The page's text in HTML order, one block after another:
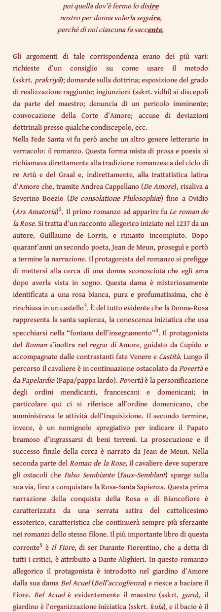
poi quella dov’è fermo lo disire
nostro per donna volerla seguire,
perché di noi ciascuna fa saccente,
Gli argomenti di tale corrispondenza erano dei più vari:
richieste d’un consiglio su come usare il metodo
(sskrt. prakriyā); domande sulla dottrina; esposizione del grado
di realizzazione raggiunto; ingiunzioni (sskrt. vidhi) ai discepoli
da parte del maestro; denuncia di un pericolo imminente;
convocazione della Corte d’Amore; accuse di deviazioni
dottrinali presso qualche condiscepolo, ecc.
Nella Fede Santa vi fu però anche un altro genere letterario in
vernacolo: il romanzo. Questa forma mista di prosa e poesia si
richiamava direttamente alla tradizione romanzesca del ciclo di
re Artù e del Graal e, indirettamente, alla trattatistica latina
d’Amore che, tramite Andrea Cappellano (De Amore), risaliva a
Severino Boezio (De consolatione Philosophiæ) fino a Ovidio
(Ars Amatoria)2. Il primo romanzo ad apparire fuLe roman de
la Rose. Si tratta d’un racconto allegorico iniziato nel 1237 da un
autore, Guillaume de Lorris, e rimasto incompiuto. Dopo
quarant’anni un secondo poeta, Jean de Meun, proseguì e portò
a termine la narrazione. Il protagonista del romanzo si prefigge
di mettersi alla cerca di una donna sconosciuta che egli ama
dopo averla vista in sogno. Questa dama è misteriosamente
identificata a una rosa bianca, pura e profumatissima, che è
rinchiusa in un castello3. È del tutto evidente che la Donna-Rosa
rappresenta la santa sapienza, la conoscenza iniziatica che usa
specchiarsi nella “fontana dell’insegnamento”4. Il protagonista
del Romans’inoltra nel regno di Amore, guidato da Cupido e
accompagnato dalle contrastanti fate Venere e Castità. Lungo il
percorso il cavaliere è in continuazione ostacolato daPovertàe
daPapelardie(Papa/pappa lardo).Povertàè la personificazione
degli ordini mendicanti, francescani e domenicani; in
particolare qui ci si riferisce all’ordine domenicano, che
amministrava le attività dell’Inquisizione. Il secondo termine,
invece, è un nomignolo spregiativo per indicare il Papato
bramoso d’ingrassarsi di beni terreni. La prosecuzione e il
successo finale della cerca è narrato da Jean de Meun. Nella
seconda parte delRoman de la Rose, il cavaliere deve superare
gli ostacoli cheFalso Sembiante(Faux-Semblant) sparge sulla
sua via, fino a conquistare la Rosa-Santa Sapienza. Questa prima
narrazione della conquista della Rosa o di Biancofiore è
caratterizzata da una serrata satira del cattolicesimo
essoterico, caratteristica che continuerà sempre più sferzante
nei romanzi dello stesso filone. Il più importante libro di questa
corrente5 èIl Fiore, di ser Durante Fiorentino, che a detta di
tutti i critici, è attribuito a Dante Alighieri. In questo romanzo
allegorico il protagonista è introdotto nel giardino d’Amore
dalla sua damaBel Acuel(Bell’accoglienza) e riesce a baciare il
Fiore. Bel Acuelè evidentemente il maestro (sskrt. guru), il
giardino è l’organizzazione iniziatica (sskrt. kula), e il bacio è il